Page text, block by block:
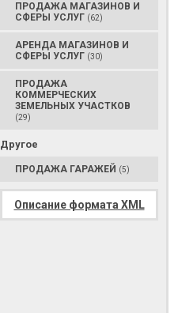
ПРОДАЖА МАГАЗИНОВ И
СФЕРЫ УСЛУГ (62)
АРЕНДА МАГАЗИНОВ И
СФЕРЫ УСЛУГ (30)
ПРОДАЖА
КОММЕРЧЕСКИХ
ЗЕМЕЛЬНЫХ УЧАСТКОВ
(29)
Другое
ПРОДАЖА ГАРАЖЕЙ (5)
Описание формата XML